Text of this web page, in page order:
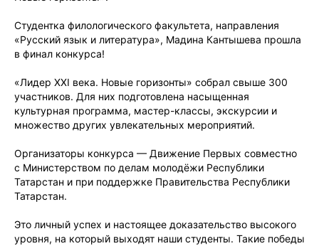
Студентка филологического факультета, направления
«Русский язык и литература», Мадина Кантышева прошла
в финал конкурса!
«Лидер XXI века. Новые горизонты» собрал свыше 300
участников. Для них подготовлена насыщенная
культурная программа, мастер-классы, экскурсии и
множество других увлекательных мероприятий.
Организаторы конкурса — Движение Первых совместно
с Министерством по делам молодёжи Республики
Татарстан и при поддержке Правительства Республики
Татарстан.
Это личный успех и настоящее доказательство высокого
уровня, на который выходят наши студенты. Такие победы